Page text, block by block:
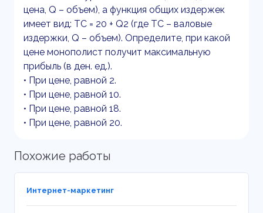
цена, Q – объем), а функция общих издержек
имеет вид: TC = 20 + Q2 (где ТС – валовые
издержки, Q – объем). Определите, при какой
цене монополист получит максимальную
прибыль (в ден. ед.).
• При цене, равной 2.
• При цене, равной 10.
• При цене, равной 18.
• При цене, равной 20.
Похожие работы
Интернет-маркетинг